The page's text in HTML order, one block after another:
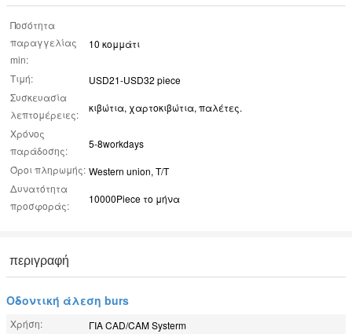
Ποσότητα
παραγγελίας
min:
10 κομμάτι
Τιμή:
USD21-USD32 piece
Συσκευασία
λεπτομέρειες:
κιβώτια, χαρτοκιβώτια, παλέτες.
Χρόνος
παράδοσης:
5-8workdays
Όροι πληρωμής: Western union, T/T
Δυνατότητα
προσφοράς:
10000Piece το μήνα
περιγραφή
Οδοντική άλεση burs
Χρήση:
ΓΙΑ CAD/CAM Systerm